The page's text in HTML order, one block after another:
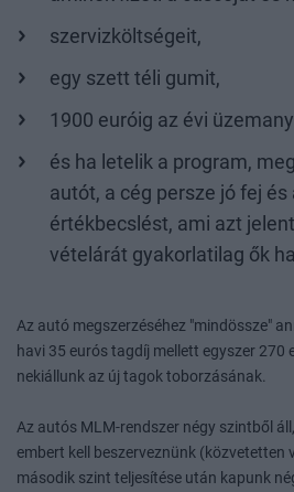
szervizköltségeit,
egy szett téli gumit,
1900 euróig az évi
és ha letelik a program,
autót, a cég persze jó fej és
értékbecslést, ami azt
vételárát gyakorlatilag ők
Az autó megszerzéséhez "mindössze"
havi 35 eurós tagdíj mellett egyszer 270
nekiállunk az új tagok toborzásának.
Az autós MLM-rendszer négy szintből
embert kell beszerveznünk (közvetetten
második szint teljesítése után kapunk